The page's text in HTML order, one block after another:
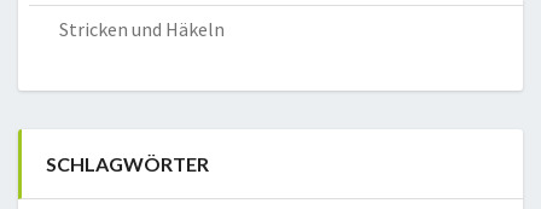
Stricken und Häkeln
SCHLAGWÖRTER